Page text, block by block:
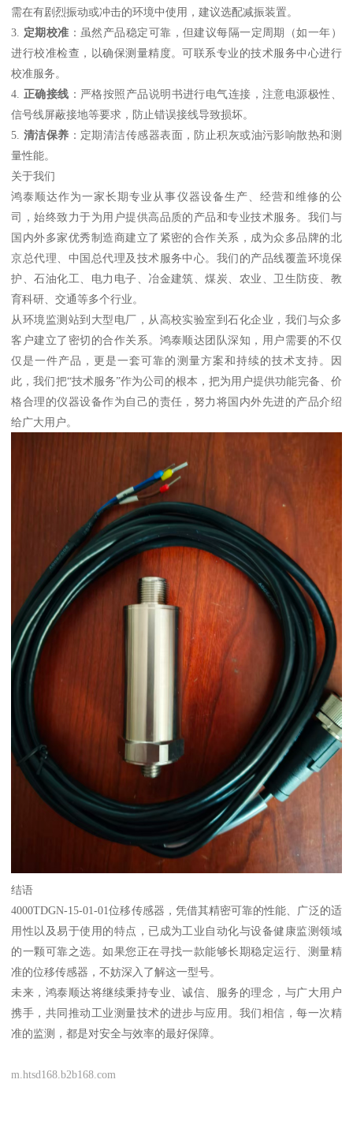
需在有剧烈振动或冲击的环境中使用，建议选配减振装置。
3. 定期校准 ：虽然产品稳定可靠，但建议每隔一定周期（如一年）
进行校准检查，以确保测量精度。可联系专业的技术服务中心进行
校准服务。
4. 正确接线 ：严格按照产品说明书进行电气连接，注意电源极性、
信号线屏蔽接地等要求，防止错误接线导致损坏。
5. 清洁保养 ：定期清洁传感器表面，防止积灰或油污影响散热和测
量性能。
关于我们
鸿泰顺达作为一家长期专业从事仪器设备生产、经营和维修的公
司，始终致力于为用户提供高品质的产品和专业技术服务。我们与
国内外多家优秀制造商建立了紧密的合作关系，成为众多品牌的北
京总代理、中国总代理及技术服务中心。我们的产品线覆盖环境保
护、石油化工、电力电子、冶金建筑、煤炭、农业、卫生防疫、教
育科研、交通等多个行业。
从环境监测站到大型电厂，从高校实验室到石化企业，我们与众多
客户建立了密切的合作关系。鸿泰顺达团队深知，用户需要的不仅
仅是一件产品，更是一套可靠的测量方案和持续的技术支持。因
此，我们把“技术服务”作为公司的根本，把为用户提供功能完备、价
格合理的仪器设备作为自己的责任，努力将国内外先进的产品介绍
给广大用户。
结语
4000TDGN-15-01-01位移传感器，凭借其精密可靠的性能、广泛的适
用性以及易于使用的特点，已成为工业自动化与设备健康监测领域
的一颗可靠之选。如果您正在寻找一款能够长期稳定运行、测量精
准的位移传感器，不妨深入了解这一型号。
未来，鸿泰顺达将继续秉持专业、诚信、服务的理念，与广大用户
携手，共同推动工业测量技术的进步与应用。我们相信，每一次精
准的监测，都是对安全与效率的最好保障。
m.htsd168.b2b168.com